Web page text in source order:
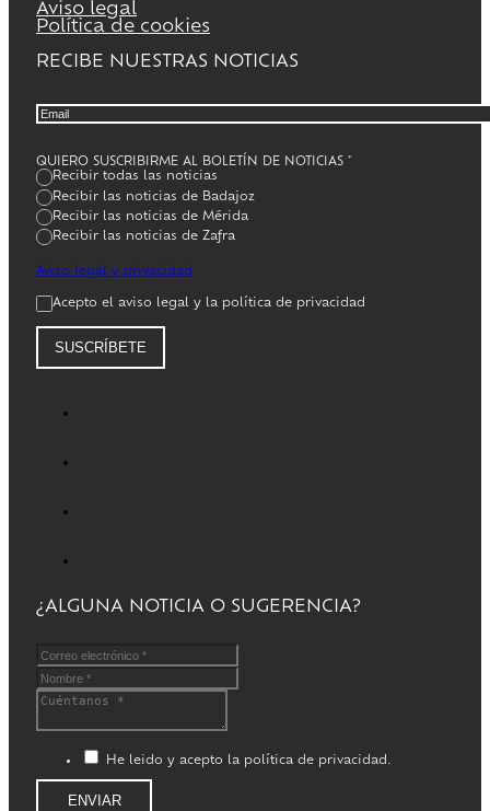
Aviso legal
Política de cookies
RECIBE NUESTRAS NOTICIAS
QUIERO SUSCRIBIRME AL BOLETÍN DE NOTICIAS
Recibir todas las noticias
Recibir las noticias de Badajoz
Recibir las noticias de Mérida
Recibir las noticias de Zafra
Aviso legal y privacidad
Acepto el aviso legal y la política de privacidad
SUSCRÍBETE
¿ALGUNA NOTICIA O SUGERENCIA?
He leido y acepto la política de privacidad.
ENVIAR